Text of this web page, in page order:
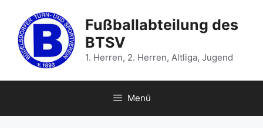
Inhalt
springen
Fußballabteilung des
BTSV
1. Herren, 2. Herren, Altliga, Jugend
Menü